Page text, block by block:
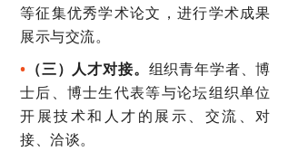
等征集优秀学术论文，进行学术成果
展示与交流。
• （三）人才对接。 组织青年学者、博
士后、博士生代表等与论坛组织单位
开展技术和人才的展示、交流、对
接、洽谈。